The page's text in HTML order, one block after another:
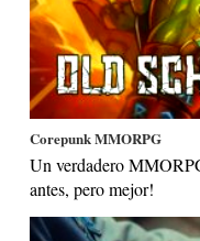
Corepunk MMORPG
Un verdadero
antes, pero mejor!